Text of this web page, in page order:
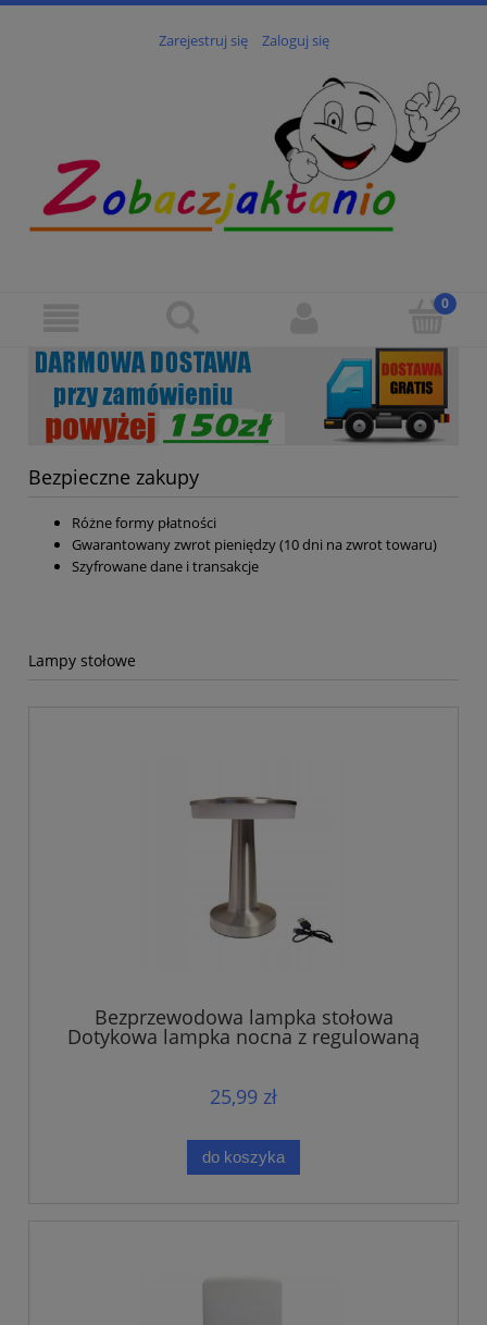
Zarejestruj się Zaloguj się
Bezpieczne zakupy
Różne formy płatności
Gwarantowany zwrot pieniędzy (10 dni na zwrot towaru)
Szyfrowane dane i transakcje
Lampy stołowe
Bezprzewodowa lampka stołowa
Dotykowa lampka nocna z regulowaną
25,99 zł
do koszyka